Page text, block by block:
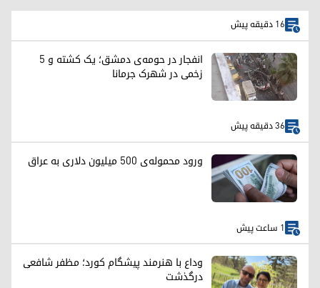
16 دقیقه پیش
انفجار در حومه‌ی دمشق؛ یک کشته و ۵
زخمی در شهرک جرمانا
36 دقیقه پیش
ورود محموله‌ی ۵۰۰ میلیون دلاری به عراق
1 ساعت پیش
وداع با هنرمند پیشگام کورد؛ مظفر شافعی
درگذشت